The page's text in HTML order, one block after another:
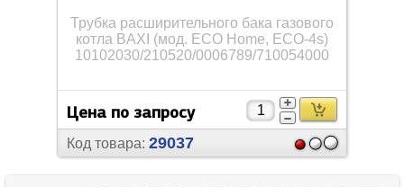
Трубка расширительного бака газового
котла BAXI (мод. ECO Home, ECO-4s)
10102030/210520/0006789/710054000
Цена по запросу
Код товара: 29037